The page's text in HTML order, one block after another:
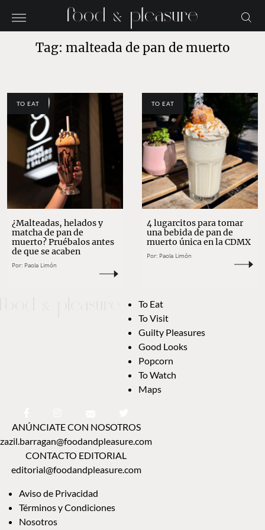
Tag: malteada de pan de muerto
TO EAT
¿Malteadas, helados y
matcha de pan de
muerto? Pruébalos antes
de que se acaben
Por: Paola Limón
TO EAT
4 lugarcitos para tomar
una bebida de pan de
muerto única en la CDMX
Por: Paola Limón
To Eat
To Visit
Guilty Pleasures
Good Looks
Popcorn
To Watch
Maps
ANÚNCIATE CON NOSOTROS
zazil.barragan@foodandpleasure.com
CONTACTO EDITORIAL
editorial@foodandpleasure.com
Aviso de Privacidad
Términos y Condiciones
Nosotros